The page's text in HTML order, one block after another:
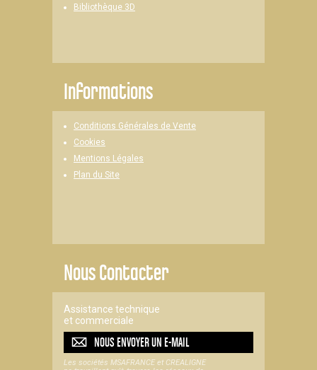
Bibliothèque 3D
Informations
Conditions Générales de Vente
Cookies
Mentions Légales
Plan du Site
Nous Contacter
Assistance technique
et commerciale
NOUS ENVOYER UNE-MAIL
Les sociétés MSAFRANCE et CREALIGNE